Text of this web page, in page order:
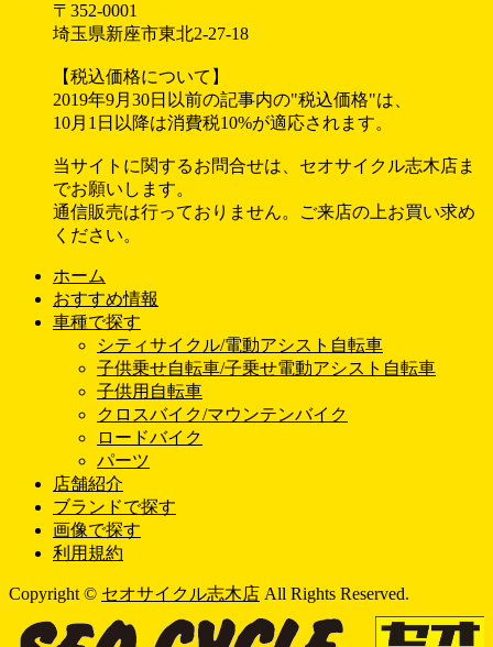
〒352-0001
埼玉県新座市東北2-27-18
【税込価格について】
2019年9月30日以前の記事内の"税込価格"は、
10月1日以降は消費税10%が適応されます。
当サイトに関するお問合せは、セオサイクル志木店ま
でお願いします。
通信販売は行っておりません。ご来店の上お買い求め
ください。
ホーム
おすすめ情報
車種で探す
シティサイクル/電動アシスト自転車
子供乗せ自転車/子乗せ電動アシスト自転車
子供用自転車
クロスバイク/マウンテンバイク
ロードバイク
パーツ
店舗紹介
ブランドで探す
画像で探す
利用規約
Copyright © セオサイクル志木店 All Rights Reserved.